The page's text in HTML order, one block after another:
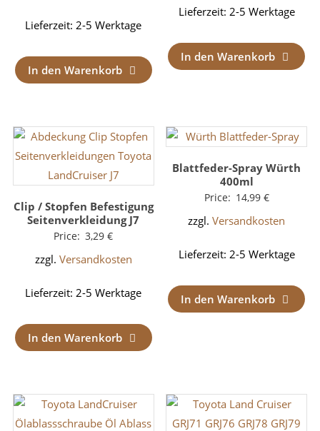
Lieferzeit:2-5 Werktage
In den Warenkorb
Lieferzeit: 2-5 Werktage
In den Warenkorb
Clip / Stopfen Befestigung
Seitenverkleidung J7
Price: 3,29€
zzgl. Versandkosten
Lieferzeit:2-5 Werktage
In den Warenkorb
Blattfeder-Spray Würth
400ml
Price: 14,99 €
zzgl.Versandkosten
Lieferzeit: 2-5 Werktage
In den Warenkorb